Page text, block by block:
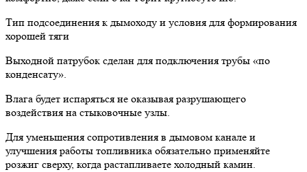
Тип подсоединения к дымоходу и условия для формирования
хорошей тяги
Выходной патрубок сделан для подключения трубы «по
конденсату».
Влага будет испаряться не оказывая разрушающего
воздействия на стыковочные узлы.
Для уменьшения сопротивления в дымовом канале и
улучшения работы топливника обязательно применяйте
розжиг сверху, когда растапливаете холодный камин.